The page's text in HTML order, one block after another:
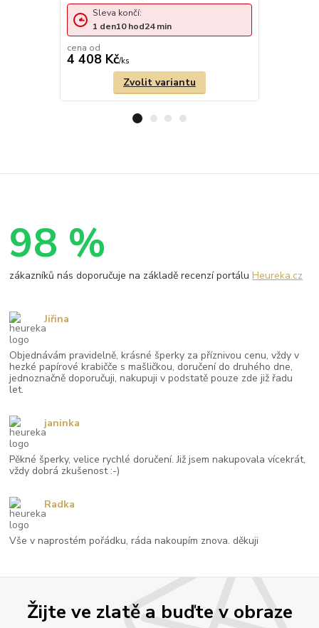
cena od
4 408 Kč/ks
Sleva končí:
1 den10hod24min
Zvolit variantu
Žijte ve zlatě a buďte v obraze
98 %
zákazníků nás doporučuje na základě recenzí portáluHeureka.cz
Objednávám pravidelně, krásné šperky za příznivou cenu, vždy v
hezké papírové krabičče s mašličkou, doručení do druhého dne,
jednoznačně doporučuji, nakupuji v podstatě pouze zde již řadu
let.
Jiřina
Pěkné šperky, velice rychlé doručení. Již jsem nakupovala vícekrát,
vždy dobrá zkušenost :-)
janinka
Vše v naprostém pořádku, ráda nakoupím znova. děkuji
Radka